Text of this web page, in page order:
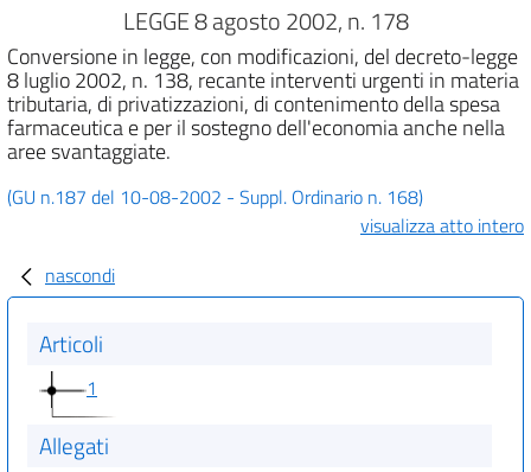
LEGGE 8 agosto 2002, n. 178
Conversione in legge, con modificazioni, del decreto-legge
8 luglio 2002, n. 138, recante interventi urgenti in materia
tributaria, di privatizzazioni, di contenimento della spesa
farmaceutica e per il sostegno dell'economia anche nella
aree svantaggiate.
(GU n.187 del 10-08-2002 - Suppl. Ordinario n. 168)
visualizza atto intero
nascondi
Articoli
1
Allegati